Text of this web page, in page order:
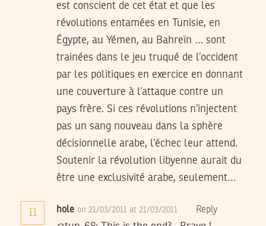
est conscient de cet état et que les
révolutions entamées en Tunisie, en
Égypte, au Yémen, au Bahreïn … sont
trainées dans le jeu truqué de l’occident
par les politiques en exercice en donnant
une couverture à l’attaque contre un
pays frère. Si ces révolutions n’injectent
pas un sang nouveau dans la sphère
décisionnelle arabe, l’échec leur attend.
Soutenir la révolution libyenne aurait du
être une exclusivité arabe, seulement…
11 hole on 21/03/2011 at 21/03/2011 Reply